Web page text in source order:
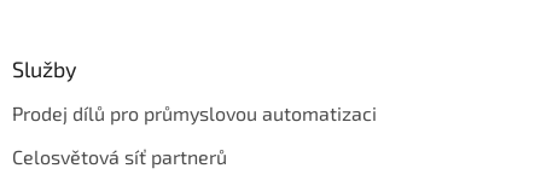
Služby
Prodej dílů pro průmyslovou automatizaci
Celosvětová síť partnerů